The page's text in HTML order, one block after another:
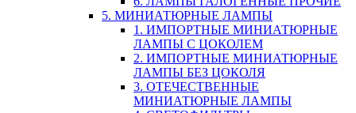
5. МИНИАТЮРНЫЕ ЛАМПЫ
1. ИМПОРТНЫЕ МИНИАТЮРНЫЕ
ЛАМПЫ С ЦОКОЛЕМ
2. ИМПОРТНЫЕ МИНИАТЮРНЫЕ
ЛАМПЫ БЕЗ ЦОКОЛЯ
3. ОТЕЧЕСТВЕННЫЕ
МИНИАТЮРНЫЕ ЛАМПЫ